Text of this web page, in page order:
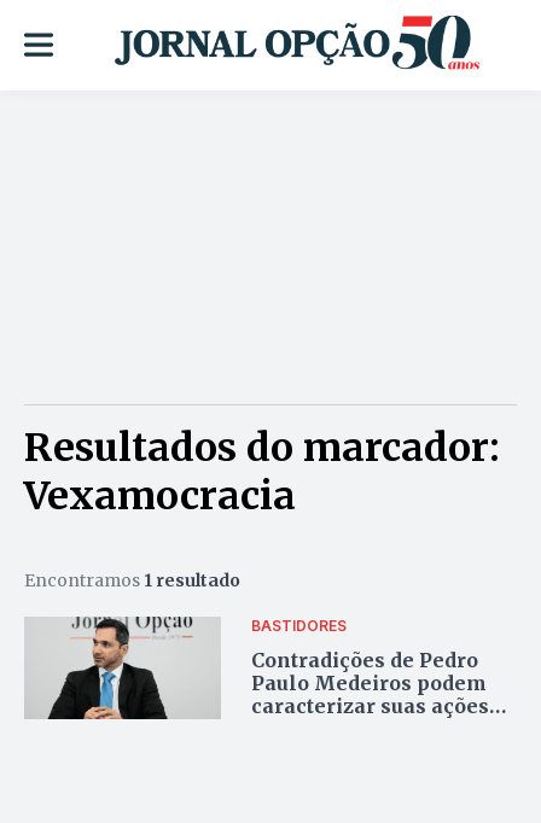
Resultados do marcador:
Vexamocracia
Encontramos 1 resultado
BASTIDORES
Contradições de Pedro
Paulo Medeiros podem
caracterizar suas ações